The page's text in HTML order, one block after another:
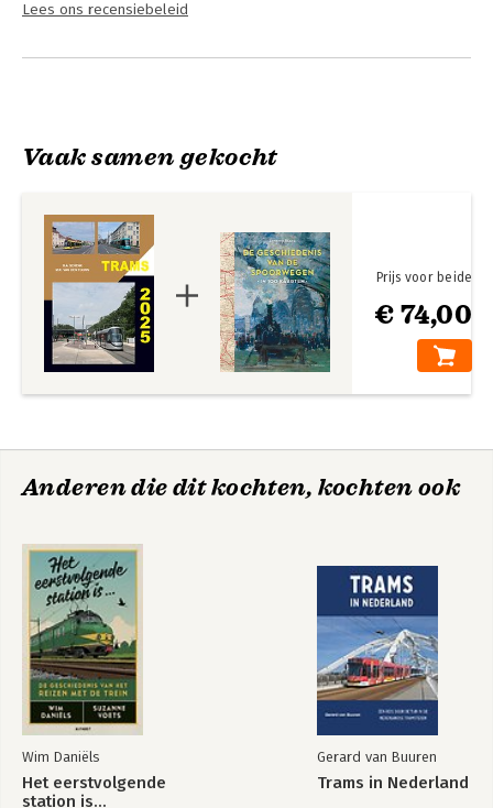
Lees ons recensiebeleid
Vaak samen gekocht
€ 74,00
Prijs voor beide
Anderen die dit kochten, kochten ook
Wim Daniëls
Het eerstvolgende
station is...
Gerard van Buuren
Trams in Nederland